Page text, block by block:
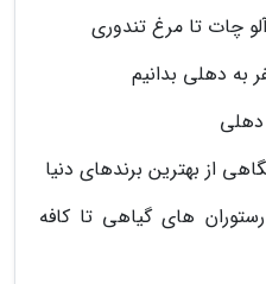
چات تا مرغ تندوری
به دهلی بدانیم
از بهترین برندهای دنیا
های گیاهی تا کافه